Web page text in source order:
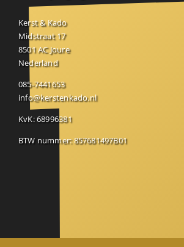
Kerst & Kado
Midstraat 17
8501 AC Joure
Nederland
085-7441653
info@kerstenkado.nl
KvK: 68996381
BTW nummer: 857681497B01